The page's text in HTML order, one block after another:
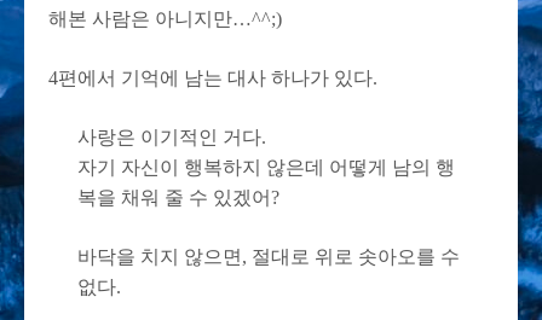
해본 사람은 아니지만…^^;)
4편에서 기억에 남는 대사 하나가 있다.
사랑은 이기적인 거다.
자기 자신이 행복하지 않은데 어떻게 남의 행
복을 채워 줄 수 있겠어?
바닥을 치지 않으면, 절대로 위로 솟아오를 수
없다.